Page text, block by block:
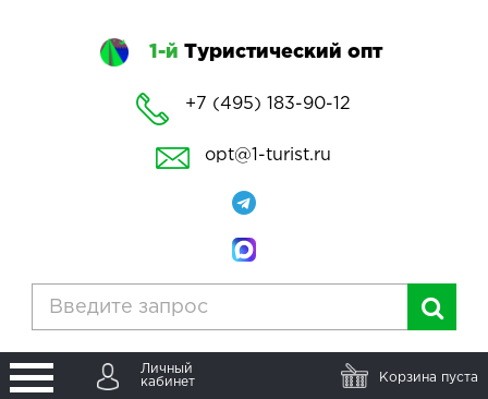
1-й Туристический опт
+7 (495) 183-90-12
opt@1-turist.ru
Личный
кабинет
Корзина пуста